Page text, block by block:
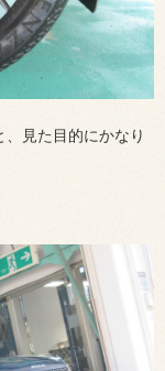
見た目的にかなり